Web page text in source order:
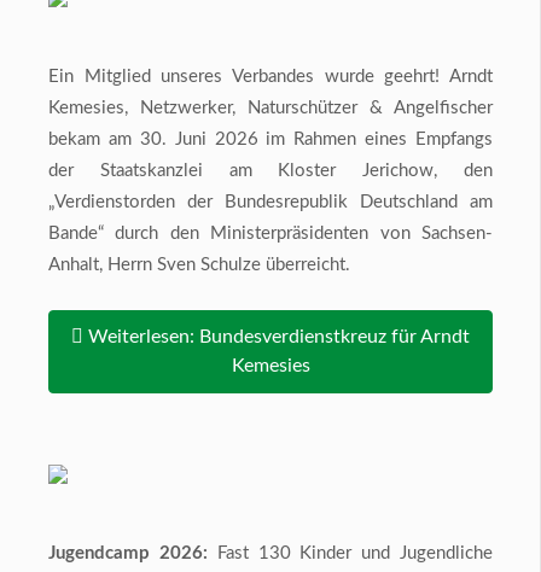
Ein Mitglied unseres Verbandes wurde geehrt! Arndt
Kemesies, Netzwerker, Naturschützer & Angelfischer
bekam am 30. Juni 2026 im Rahmen eines Empfangs
der Staatskanzlei am Kloster Jerichow, den
„Verdienstorden der Bundesrepublik Deutschland am
Bande“ durch den Ministerpräsidenten von Sachsen-
Anhalt, Herrn Sven Schulze überreicht.
Weiterlesen: Bundesverdienstkreuz für Arndt
Kemesies
Jugendcamp 2026: Fast 130 Kinder und Jugendliche